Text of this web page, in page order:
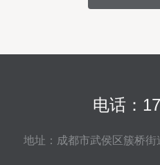
电话：
地址：成都市武侯区簇桥